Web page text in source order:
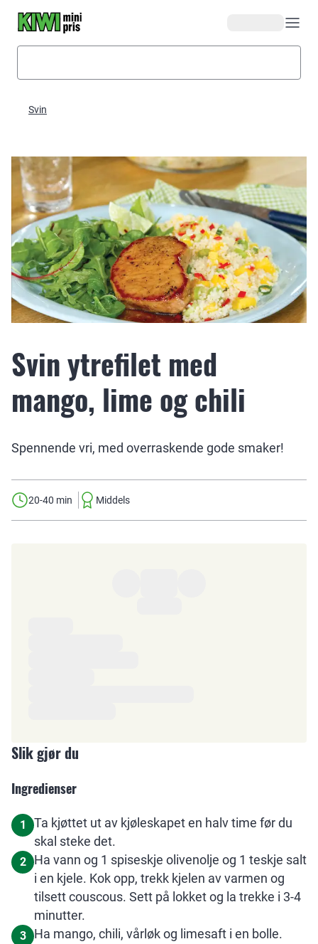
Svin
Svin ytrefilet med
mango, lime og chili
Spennende vri, med overraskende gode smaker!
20-40 min Middels
Slik gjør du
Ingredienser
1
Ta kjøttet ut av kjøleskapet en halv time før du
skal steke det.
2
Ha vann og 1 spiseskje olivenolje og 1 teskje salt
i en kjele. Kok opp, trekk kjelen av varmen og
tilsett couscous. Sett på lokket og la trekke i 3-4
minutter.
3
Ha mango, chili, vårløk og limesaft i en bolle.